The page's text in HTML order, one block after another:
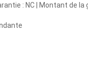
: NC | Montant de la